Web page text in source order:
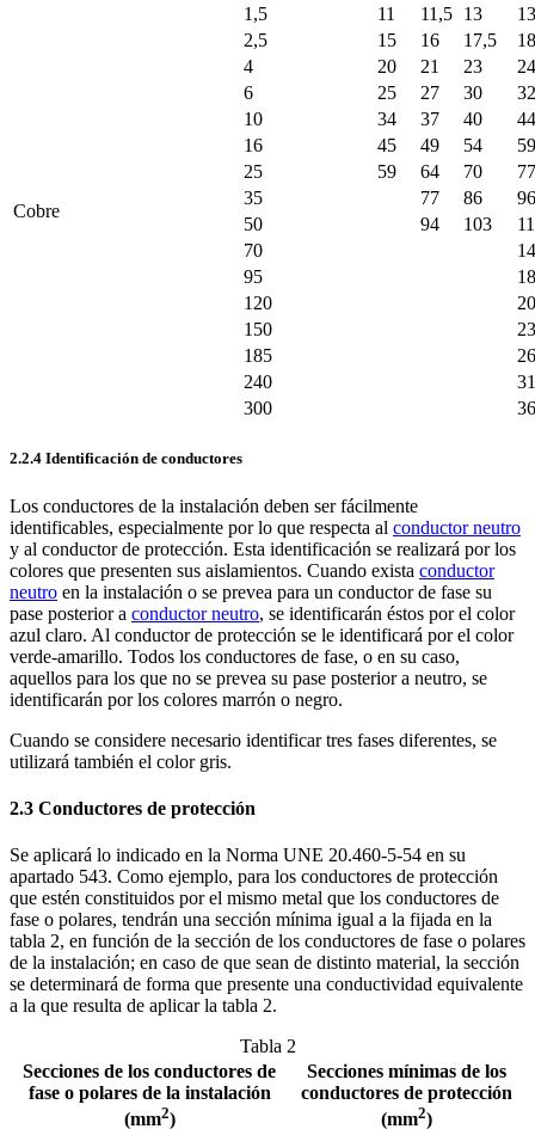
Cobre
1,5 11 11,5 13
2,5
15 16 17,5
4
20 21 23
24
6
25 27 30
32
10
34 37 40
44
16
45 49 54
59
25
59 64 70
77
35
77 86
96
50
94 103
70
95
120
150
185
240
300
2.2.4 Identificación de conductores
Los conductores de la instalación deben ser fácilmente
identificables, especialmente por lo que respecta al conductor neutro
y al conductor de protección. Esta identificación se realizará por los
colores que presenten sus aislamientos. Cuando exista conductor
neutro en la instalación o se prevea para un conductor de fase su
pase posterior a conductor neutro, se identificarán éstos por el color
azul claro. Al conductor de protección se le identificará por el color
verde-amarillo. Todos los conductores de fase, o en su caso,
aquellos para los que no se prevea su pase posterior a neutro, se
identificarán por los colores marrón o negro.
Cuando se considere necesario identificar tres fases diferentes, se
utilizará también el color gris.
2.3 Conductores de protección
Se aplicará lo indicado en la Norma UNE 20.460-5-54 en su
apartado 543. Como ejemplo, para los conductores de protección
que estén constituidos por el mismo metal que los conductores de
fase o polares, tendrán una sección mínima igual a la fijada en la
tabla 2, en función de la sección de los conductores de fase o polares
de la instalación; en caso de que sean de distinto material, la sección
se determinará de forma que presente una conductividad equivalente
a la que resulta de aplicar la tabla 2.
Tabla 2
Secciones de los conductores de
fase o polares de la instalación
(mm2)
Secciones mínimas de los
conductores de protección
(mm2)